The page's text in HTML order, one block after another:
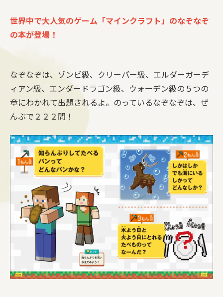
世界中で大人気のゲーム「マインクラフト」のなぞなぞ
の本が登場！
なぞなぞは、ゾンビ級、クリーパー級、エルダーガーデ
ィアン級、エンダードラゴン級、ウォーデン級の５つの
章にわかれて出題されるよ。のっているなぞなぞは、ぜ
んぶで２２２問！